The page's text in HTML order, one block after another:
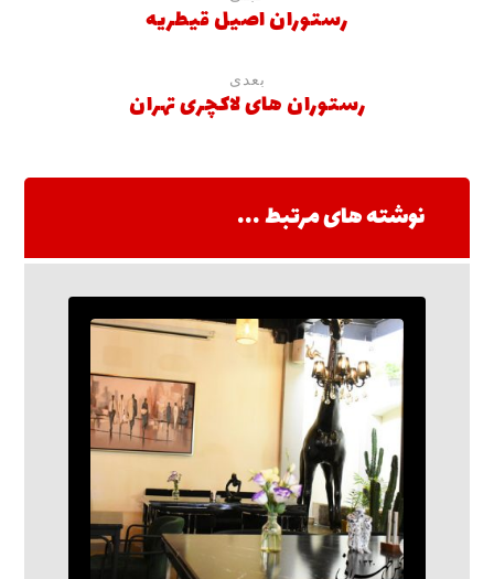
رستوران اصیل قیطریه
بعدی
رستوران های لاکچری تهران
نوشته های مرتبط ...